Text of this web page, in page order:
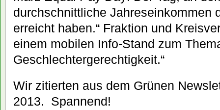
durchschnittliche Jahreseinkommen
erreicht haben.“ Fraktion und
einem mobilen Info-Stand zum
Geschlechtergerechtigkeit.“
Wir zitierten aus dem Grünen
2013. Spannend!